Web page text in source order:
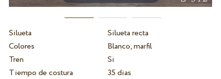
Silueta
Silueta recta
Colores
Blanco, marfil
Tren
Si
Tiempo de costura
35 dias